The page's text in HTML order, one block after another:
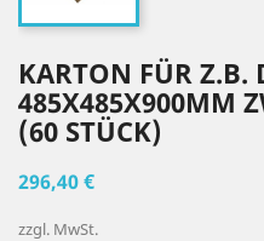
KARTON FÜR Z.B.
485X485X900MM
(60 STÜCK)
296,40 €
zzgl. MwSt.